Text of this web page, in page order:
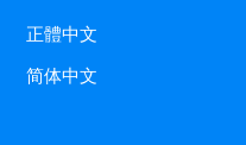
正體中文
简体中文